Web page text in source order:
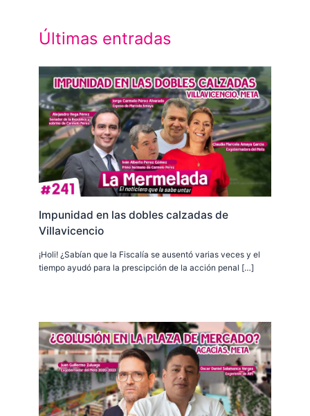
Últimas entradas
Impunidad en las dobles calzadas de
Villavicencio
¡Holi! ¿Sabían que la Fiscalía se ausentó varias veces y el
tiempo ayudó para la prescipción de la acción penal […]